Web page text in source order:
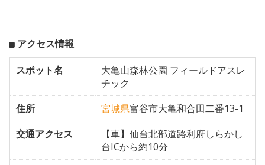
アクセス情報
スポット名
大亀山森林公園 フィールドアスレ
チック
住所
宮城県富谷市大亀和合田二番13-1
交通アクセス
【車】仙台北部道路利府しらかし
台ICから約10分